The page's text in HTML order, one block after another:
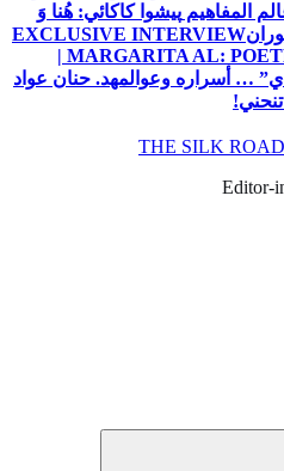
المفاهيم پیشوا کاکائي: هُنا وَ
EXCLUSIVE INTERVIEW
| MARGARITA AL:
… أسراره وعوالمهد. حنان عواد
Editor-